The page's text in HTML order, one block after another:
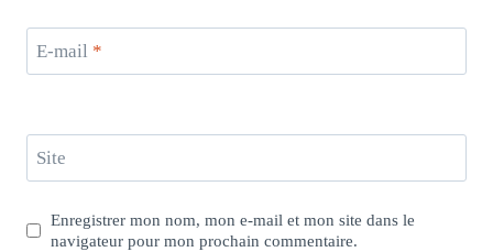
E-mail *
Site
Enregistrer mon nom, mon e-mail et mon site dans le
navigateur pour mon prochain commentaire.